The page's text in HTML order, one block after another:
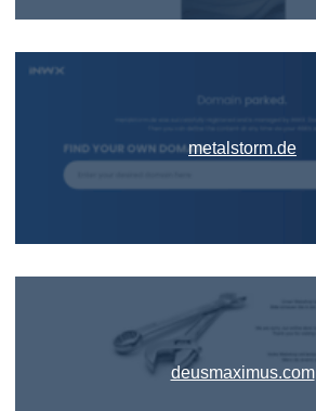
metalstorm.de
deusmaximus.com